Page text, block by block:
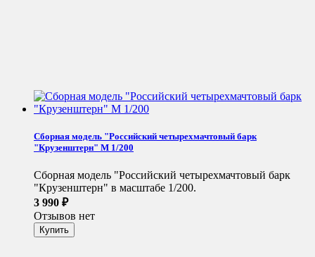
Сборная модель "Российский четырехмачтовый барк
"Крузенштерн" М 1/200
Сборная модель "Российский четырехмачтовый барк
"Крузенштерн" в масштабе 1/200.
3 990 ₽
Отзывов нет